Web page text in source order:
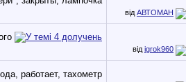
від АВТОМАН
від igrok960